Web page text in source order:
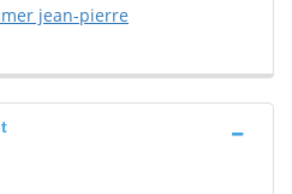
jean-pierre